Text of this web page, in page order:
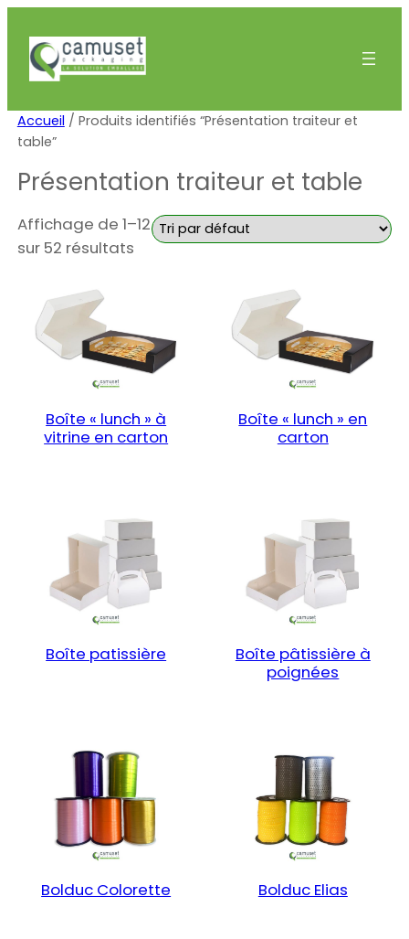
Accueil / Produits identifiés “Présentation traiteur et
table”
Présentation traiteur et table
Affichage de 1–12
sur 52 résultats
Boîte « lunch » à
vitrine en carton
Boîte « lunch » en
carton
Boîte patissière
Boîte pâtissière à
poignées
Bolduc Colorette Bolduc Elias